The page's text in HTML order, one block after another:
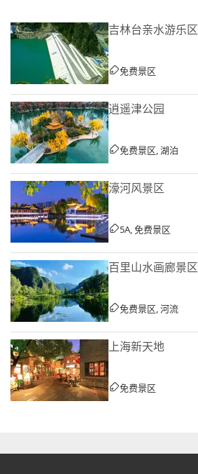
吉林台亲水游乐区
免费景区
逍遥津公园
免费景区, 湖泊
濠河风景区
5A, 免费景区
百里山水画廊景区
免费景区, 河流
上海新天地
免费景区